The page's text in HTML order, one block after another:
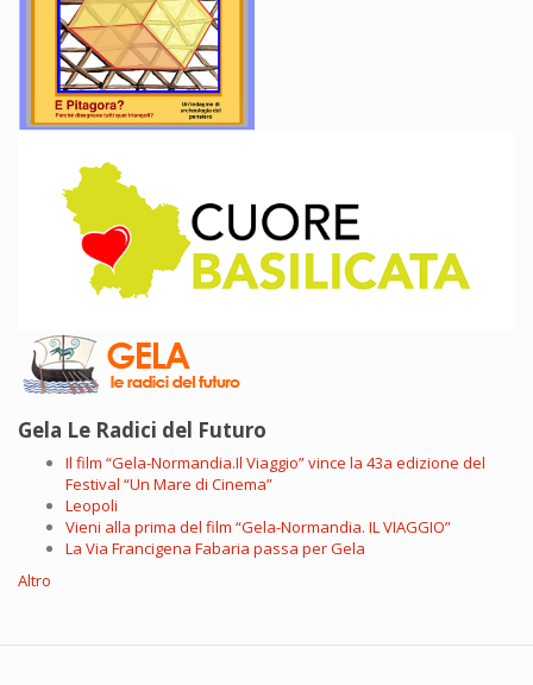
Gela Le Radici del Futuro
Il film “Gela-Normandia.Il Viaggio” vince la 43a edizione del
Festival “Un Mare di Cinema”
Leopoli
Vieni alla prima del film “Gela-Normandia. IL VIAGGIO”
La Via Francigena Fabaria passa per Gela
Altro